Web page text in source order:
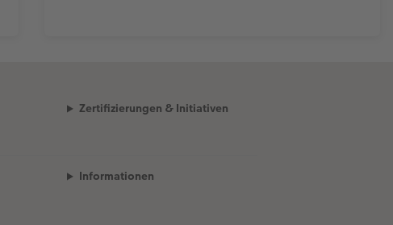
Zertifizierungen & Initiativen
Informationen